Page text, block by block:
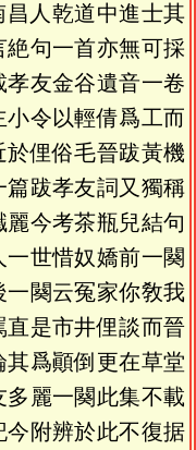
人乾道中進士其
句一首亦無可採
友金谷遺音一卷
令以輕倩爲工而
俚俗毛晉跋黃機
跋孝友詞又獨稱
今考茶瓶兒結句
世惜奴嬌前一闋
闋云冤家你敎我
是市井俚談而晉
其爲顚倒更在草堂
麗一闋此集不載
附辨於此不復据